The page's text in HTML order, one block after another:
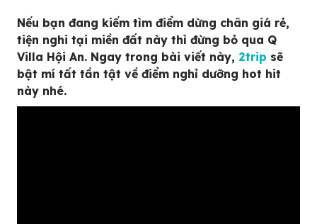
Nếu bạn đang kiếm tìm điểm dừng chân giá rẻ,
tiện nghi tại miền đất này thì đừng bỏ qua Q
Villa Hội An. Ngay trong bài viết này, 2trip sẽ
bật mí tất tần tật về điểm nghỉ dưỡng hot hit
này nhé.